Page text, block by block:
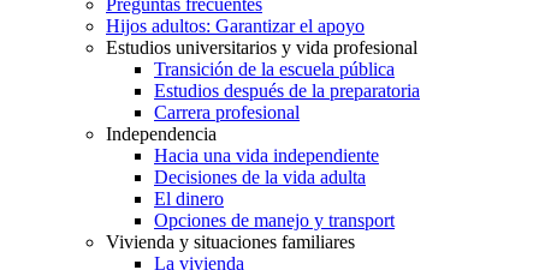
Hijos adultos: Garantizar el apoyo
Estudios universitarios y vida profesional
Transición de la escuela pública
Estudios después de la preparatoria
Carrera profesional
Independencia
Hacia una vida independiente
Decisiones de la vida adulta
El dinero
Opciones de manejo y transport
Vivienda y situaciones familiares
La vivienda